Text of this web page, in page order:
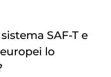
SAF-T e
lo